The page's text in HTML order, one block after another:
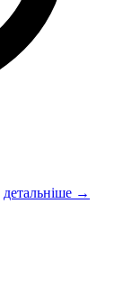
детальніше →